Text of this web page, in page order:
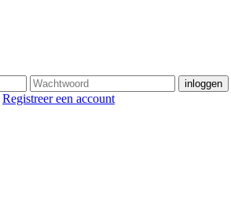
Registreer een account